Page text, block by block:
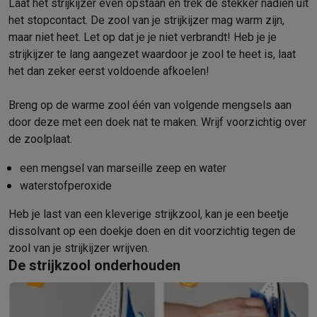
Telefonie & smartwatches
GSM'sSmartphonesApple iPhoneSamsung smartphones
Refurbished Refurbished smartphonesBuyBack
GSM beschermingiPhone hoesjesSamsung hoesjes
GSM opladersOpladers en kabelsDraadloze opladers USB-C
GSM accessoiresAirTags & GPS trackersDraadloze oortjes
Vaste telefoons
Laptops Gaming laptops
Randapparatuur IT
Tablets & e-readersTabletsApple iPadSamsung Galaxy Tab
PrintenPrintersInktpatronen & papierCricut
Netwerk & wifiRouters & access points
Geheugen & opslagExterne harde schijven
SoftwareWindows & Microsoft OfficeAnti-VirusOverige
Opladers & kabelsTassen & sleevesSteunen
Laat het strijkijzer even opstaan en trek de stekker nadien uit
het stopcontact. De zool van je strijkijzer mag warm zijn,
maar niet heet. Let op dat je je niet verbrandt! Heb je je
strijkijzer te lang aangezet waardoor je zool te heet is, laat
het dan zeker eerst voldoende afkoelen!
Breng op de warme zool één van volgende mengsels aan
door deze met een doek nat te maken. Wrijf voorzichtig over
de zoolplaat.
een mengsel van marseille zeep en water
waterstofperoxide
Heb je last van een kleverige strijkzool, kan je een beetje
dissolvant op een doekje doen en dit voorzichtig tegen de
zool van je strijkijzer wrijven.
De strijkzool onderhouden